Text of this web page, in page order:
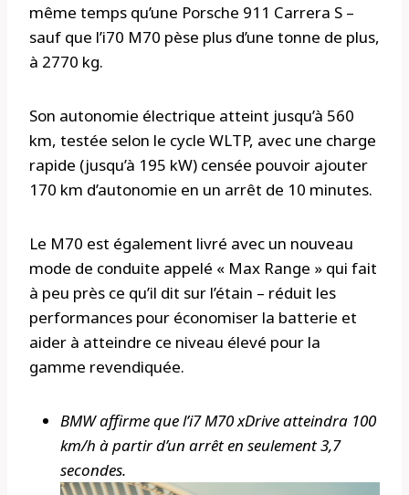
même temps qu’une Porsche 911 Carrera S –
sauf que l’i70 M70 pèse plus d’une tonne de plus,
à 2770 kg.
Son autonomie électrique atteint jusqu’à 560
km, testée selon le cycle WLTP, avec une charge
rapide (jusqu’à 195 kW) censée pouvoir ajouter
170 km d’autonomie en un arrêt de 10 minutes.
Le M70 est également livré avec un nouveau
mode de conduite appelé « Max Range » qui fait
à peu près ce qu’il dit sur l’étain – réduit les
performances pour économiser la batterie et
aider à atteindre ce niveau élevé pour la
gamme revendiquée.
BMW affirme que l’i7 M70 xDrive atteindra 100
km/h à partir d’un arrêt en seulement 3,7
secondes.